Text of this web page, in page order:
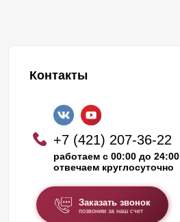
Контакты
+7 (421) 207-36-22
работаем с 00:00 до 24:00
отвечаем круглосуточно
Заказать звонок
позвоним за наш счет